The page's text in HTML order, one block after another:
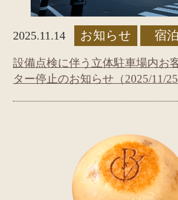
2025.11.14 お知らせ 宿泊
設備点検に伴う立体駐車場内お
ター停止のお知らせ（2025/11/25